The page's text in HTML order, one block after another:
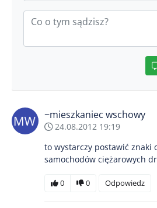
~mieszkaniec wschowy
24.08.2012 19:19
to wystarczy postawić znaki
samochodów ciężarowych
0 0 Odpowiedz